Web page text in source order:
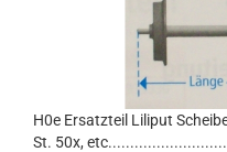
H0e Ersatzteil Liliput
St. 50x,